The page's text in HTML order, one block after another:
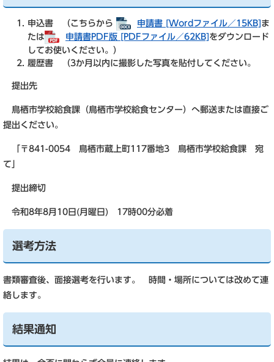
申込書 （こちらから 申請書 [Wordファイル／15KB] ま
たは
申請書PDF版 [PDFファイル／62KB] をダウンロード
してお使いください。）
履歴書 （3か月以内に撮影した写真を貼付してください。
提出先
鳥栖市学校給食課（鳥栖市学校給食センター）へ郵送または直接ご
提出ください。
「〒841-0054 鳥栖市蔵上町117番地3 鳥栖市学校給食課 宛
て」
提出締切
令和8年8月10日(月曜日) 17時00分必着
選考方法
書類審査後、面接選考を行います。 時間・場所については改めて連
絡します。
結果通知